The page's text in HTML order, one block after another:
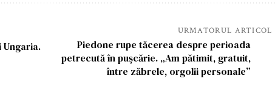
URMATORUL ARTICOL
Piedone rupe tăcerea despre perioada
petrecută în puşcărie. „Am pătimit, gratuit,
între zăbrele, orgolii personale”